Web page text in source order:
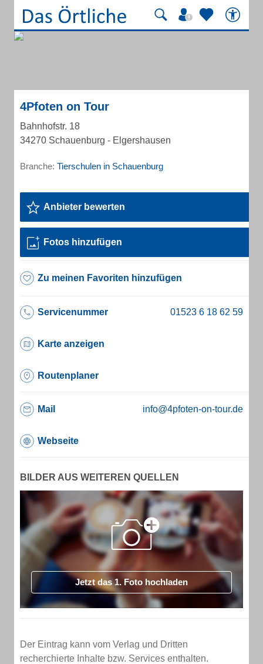
4Pfoten on Tour
Bahnhofstr. 18
34270 Schauenburg - Elgershausen
Branche: Tierschulen in Schauenburg
Anbieter bewerten
Fotos hinzufügen
Zu meinen Favoriten hinzufügen
Servicenummer
Karte anzeigen
Routenplaner
Mail info@4pfoten-on-tour.de
Webseite
BILDER AUS WEITEREN QUELLEN
Jetzt das 1. Foto hochladen
Der Eintrag kann vom Verlag und Dritten
recherchierte Inhalte bzw. Services enthalten.